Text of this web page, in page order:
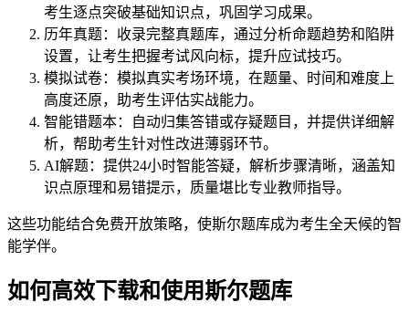
考生逐点突破基础知识点，巩固学习成果。
历年真题：收录完整真题库，通过分析命题趋势和陷阱
设置，让考生把握考试风向标，提升应试技巧。
模拟试卷：模拟真实考场环境，在题量、时间和难度上
高度还原，助考生评估实战能力。
智能错题本：自动归集答错或存疑题目，并提供详细解
析，帮助考生针对性改进薄弱环节。
AI解题：提供24小时智能答疑，解析步骤清晰，涵盖知
识点原理和易错提示，质量堪比专业教师指导。
这些功能结合免费开放策略，使斯尔题库成为考生全天候的智
能学伴。
如何高效下载和使用斯尔题库